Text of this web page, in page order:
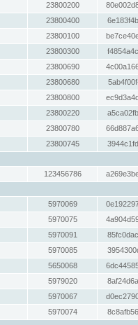
23800200
23800400
23800100
23800300
23800690
23800680
23800800
23800220
23800780
23800745
123456786
5970069
5970075
5970091
5970085
5650068
5979020
5970067
5970074